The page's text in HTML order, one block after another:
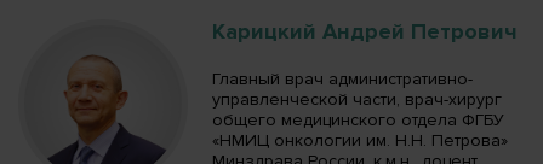
Карицкий Андрей Петрович
Главный врач административно-
управленческой части, врач-хирург
общего медицинского отдела ФГБУ
«НМИЦ онкологии им. Н.Н. Петрова»